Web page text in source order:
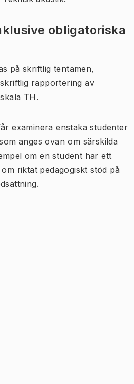
obligatoriska
på skriftlig tentamen,
rapportering av
TH.
examinera enstaka studenter
anges ovan om särskilda
om en student har ett
riktat pedagogiskt stöd på